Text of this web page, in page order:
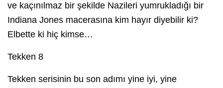
ve kaçınılmaz bir şekilde Nazileri yumrukladığı bir
Indiana Jones macerasına kim hayır diyebilir ki?
Elbette ki hiç kimse…
Tekken 8
Tekken serisinin bu son adımı yine iyi, yine